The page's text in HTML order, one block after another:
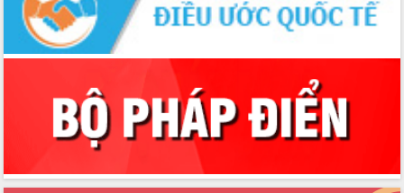
Gỡ khó, khởi công xây dựng, sửa chữa
toàn bộ nhà ở cho hộ dân đúng tiến độ
đề ra
UBND tỉnh Đắk Lắk tổng kết công tác
quốc phòng, quân sự địa phương năm
Tập trung triển khai quyết liệt, đồng bộ
các giải pháp nhằm thực hiện hiệu quả
Phát huy vai trò của người có uy tín